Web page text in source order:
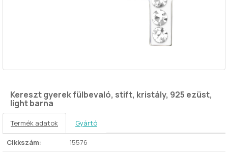
Kereszt gyerek fülbevaló, stift, kristály, 925 ezüst,
light barna
Termék adatok Gyártó
Cikkszám:
15576